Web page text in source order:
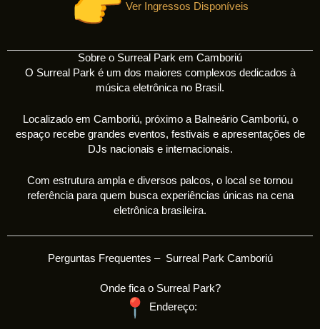
Ver Ingressos Disponíveis
Sobre o Surreal Park em Camboriú
O Surreal Park é um dos maiores complexos dedicados à
música eletrônica no Brasil.
Localizado em Camboriú, próximo a Balneário Camboriú, o
espaço recebe grandes eventos, festivais e apresentações de
DJs nacionais e internacionais.
Com estrutura ampla e diversos palcos, o local se tornou
referência para quem busca experiências únicas na cena
eletrônica brasileira.
Perguntas Frequentes – Surreal Park Camboriú
Onde fica o Surreal Park?
Endereço: